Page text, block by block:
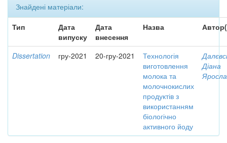
Знайдені матеріали:
Тип
Дата
випуску
Дата
внесення
Назва
Dissertation гру-2021 20-гру-2021
Технологія
виготовлення
молока та
молочнокислих
продуктів з
використанням
біологічно
активного йоду
Діана